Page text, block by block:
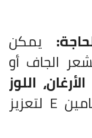
يمكن
الجاف أو
الأرغان، اللوز
، مع فيتامين E لتعزيز